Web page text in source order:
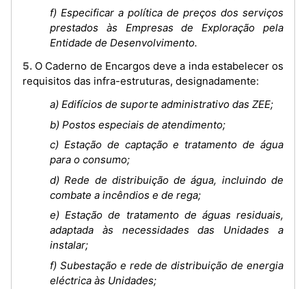
f) Especificar a política de preços dos serviços
prestados às Empresas de Exploração pela
Entidade de Desenvolvimento.
5. O Caderno de Encargos deve a inda estabelecer os
requisitos das infra-estruturas, designadamente:
a) Edifícios de suporte administrativo das ZEE;
b) Postos especiais de atendimento;
c) Estação de captação e tratamento de água
para o consumo;
d) Rede de distribuição de água, incluindo de
combate a incêndios e de rega;
e) Estação de tratamento de águas residuais,
adaptada às necessidades das Unidades a
instalar;
f) Subestação e rede de distribuição de energia
eléctrica às Unidades;